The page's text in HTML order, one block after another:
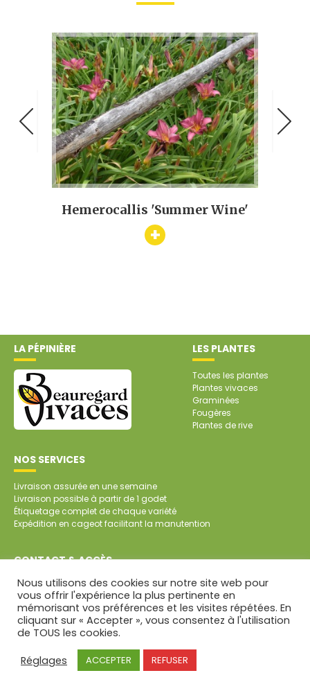
Hemerocallis 'Summer Wine'
+
LA PÉPINIÈRE LES PLANTES
Toutes les plantes
Plantes vivaces
Graminées
Fougères
Plantes de rive
NOS SERVICES
Livraison assurée en une semaine
Livraison possible à partir de 1 godet
Étiquetage complet de chaque variété
Expédition en cageot facilitant la manutention
CONTACT & ACCÈS
SARL Pépinière de Beauregard
Beauregard
79700 SAINT-AUBIN DE BAUBIGNÉ
Tél. : 05 49 81 45 64
Mentions légales
Nous utilisons des cookies sur notre site web pour
vous offrir l'expérience la plus pertinente en
mémorisant vos préférences et les visites répétées. En
cliquant sur « Accepter », vous consentez à l'utilisation
de TOUS les cookies.
Réglages
ACCEPTER REFUSER